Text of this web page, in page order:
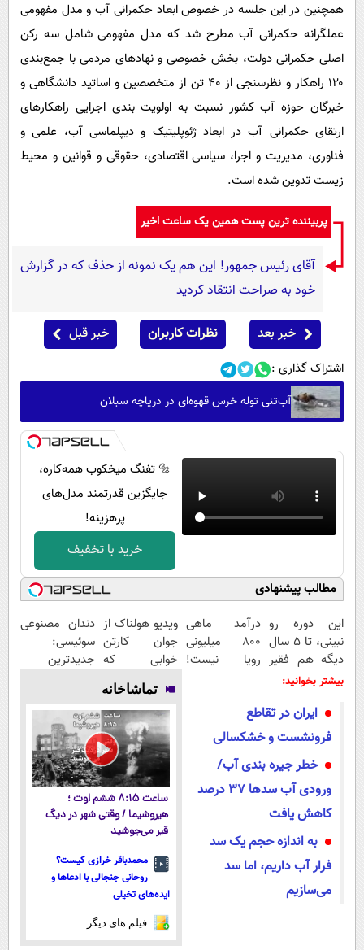
همچنین در این جلسه در خصوص ابعاد حکمرانی آب و مدل مفهومی
عملگرانه حکمرانی آب مطرح شد که مدل مفهومی شامل سه رکن
اصلی حکمرانی دولت، بخش خصوصی و نهادهای مردمی با جمع‌بندی
۱۲۰ راهکار و نظرسنجی از ۴۰ تن از متخصصین و اساتید دانشگاهی و
خبرگان حوزه آب کشور نسبت به اولویت بندی اجرایی راهکارهای
ارتقای حکمرانی آب در ابعاد ژئوپلیتیک و دیپلماسی آب، علمی و
فناوری، مدیریت و اجرا، سیاسی اقتصادی، حقوقی و قوانین و محیط
زیست تدوین شده است.
پربیننده ترین پست همین یک ساعت اخیر
آقای رئیس جمهور! این هم یک نمونه از حذف که در گزارش
خود به صراحت انتقاد کردید
خبر بعد نظرات کاربران خبر قبل
اشتراک گذاری :
آب‌تنی توله خرس قهوه‌ای در دریاچه سبلان
🔩 تفنگ میخکوب همه‌کاره،
جایگزین قدرتمند مدل‌های
پرهزینه!
خرید با تخفیف
مطالب پیشنهادی
این دوره رو
نبینی، تا 5 سال
دیگه هم فقیر
می‌مونی! همین
کن
درآمد ماهی
800 میلیونی
رویا نیست!
ویدیو هولناک از
جوان کارتن
خوابی که
میلیاردر شد.
آموزش رایگان
دندان مصنوعی
سوئیسی:
جدیدترین
پرداخت قسطی
بیشتر بخوانید:
ایران در تقاطع
فرونشست و خشکسالی
خطر جیره بندی آب‌/
ورودی آب سدها ۳۷ درصد
کاهش یافت
به اندازه حجم یک سد
فرار آب داریم، اما سد
می‌سازیم
تماشاخانه
ساعت ۸:۱۵ ششم اوت ؛
هیروشیما / وقتی شهر در دیگ
قیر می‌جوشید
محمدباقر خرازی کیست؟
روحانی جنجالی با ادعاها و
ایده‌های تخیلی
فیلم های دیگر